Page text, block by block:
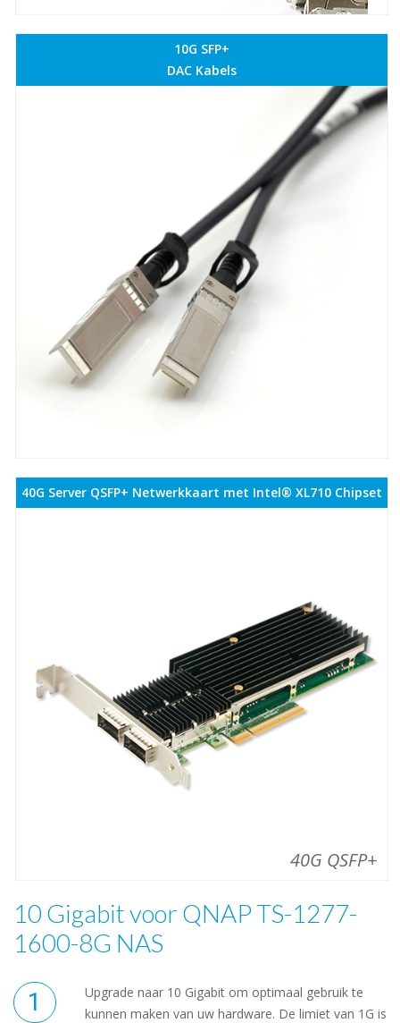
10G SFP+
DAC Kabels
40G Server QSFP+ Netwerkkaart met Intel® XL710 Chipset
40G QSFP+
10 Gigabit voor QNAP TS-1277-
1600-8G NAS
Upgrade naar 10 Gigabit om optimaal gebruik te
kunnen maken van uw hardware. De limiet van 1G is